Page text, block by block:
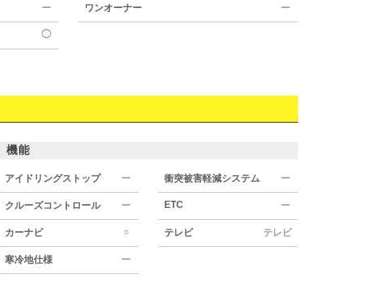
ー ワンオーナー ー
◯
機能
アイドリングストップ ー 衝突被害軽減システム ー
クルーズコントロール ー ETC ー
カーナビ ○ テレビ テレビ
寒冷地仕様 ー